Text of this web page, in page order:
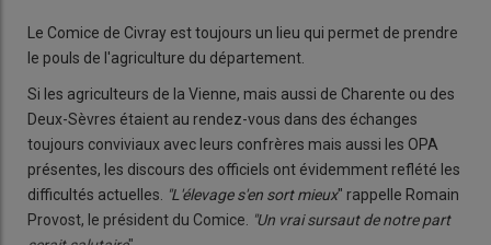
Le Comice de Civray est toujours un lieu qui permet de prendre
le pouls de l'agriculture du département.
Si les agriculteurs de la Vienne, mais aussi de Charente ou des
Deux-Sèvres étaient au rendez-vous dans des échanges
toujours conviviaux avec leurs confrères mais aussi les OPA
présentes, les discours des officiels ont évidemment reflété les
difficultés actuelles.
"L'élevage s'en sort mieux" rappelle Romain
Provost, le président du Comice.
"Un vrai sursaut de notre part